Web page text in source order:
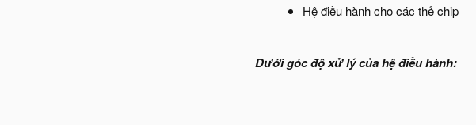
Hệ điều hành cho các thẻ chip
Dưới góc độ xử lý của hệ điều hành: